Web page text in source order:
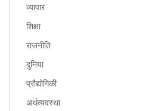
व्यापार
शिक्षा
राजनीति
दुनिया
प्रौद्योगिकी
अर्थव्यवस्था